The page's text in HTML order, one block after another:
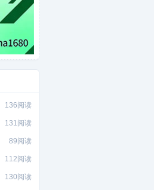
136阅读
131阅读
89阅读
112阅读
130阅读